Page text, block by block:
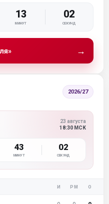
13
МИНУТ
01
СЕКУНД
→
2026/27
23 августа
18:30 МСК
43
МИНУТ
01
СЕКУНД
И РМ О